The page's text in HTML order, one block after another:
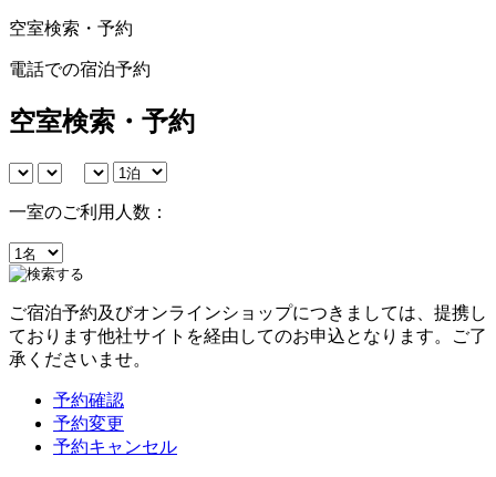
空室検索・予約
電話での宿泊予約
空室検索・予約
一室のご利用人数：
ご宿泊予約及びオンラインショップにつきましては、提携し
ております他社サイトを経由してのお申込となります。ご了
承くださいませ。
予約確認
予約変更
予約キャンセル